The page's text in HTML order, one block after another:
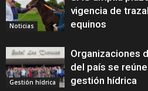
Noticias
vigencia de
equinos
Gestión hídrica
Organizaciones
del país se
gestión hídrica